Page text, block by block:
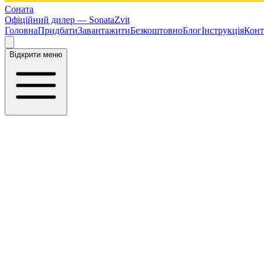
Соната
Офіційний дилер — SonataZvit
ГоловнаПридбатиЗавантажитиБезкоштовноБлогІнструкція
Відкрити меню